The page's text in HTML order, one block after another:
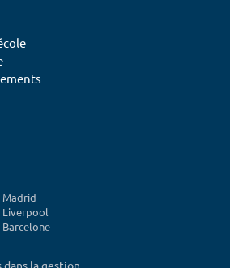
Madrid
Liverpool
Barcelone
dans la gestion